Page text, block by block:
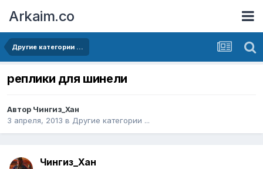
Arkaim.co
Другие категории ...
реплики для шинели
Автор Чингиз_Хан
3 апреля, 2013 в Другие категории ...
Чингиз_Хан